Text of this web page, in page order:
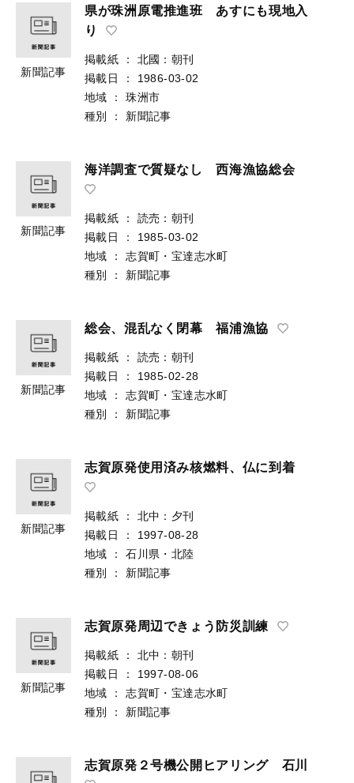
新聞記事
県が珠洲原電推進班 あすにも現地入
り
掲載紙 ：
北國：朝刊
掲載日
：
1986-03-02
地域
：
珠洲市
種別
： 新聞記事
新聞記事
海洋調査で質疑なし 西海漁協総会
掲載紙 ：
読売：朝刊
掲載日
：
1985-03-02
地域
：
志賀町・宝達志水町
種別
： 新聞記事
新聞記事
総会、混乱なく閉幕 福浦漁協
掲載紙 ：
読売：朝刊
掲載日
：
1985-02-28
地域
：
志賀町・宝達志水町
種別
： 新聞記事
新聞記事
志賀原発使用済み核燃料、仏に到着
掲載紙 ：
北中：夕刊
掲載日
：
1997-08-28
地域
：
石川県・北陸
種別
： 新聞記事
新聞記事
志賀原発周辺できょう防災訓練
掲載紙 ：
北中：朝刊
掲載日
：
1997-08-06
地域
：
志賀町・宝達志水町
種別
： 新聞記事
志賀原発２号機公開ヒアリング 石川